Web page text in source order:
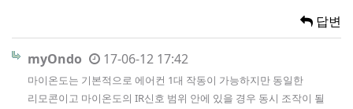
답변
myOndo 17-06-12 17:42
마이온도는 기본적으로 에어컨 1대 작동이 가능하지만 동일한
리모콘이고 마이온도의 IR신호 범위 안에 있을 경우 동시 조작이 될